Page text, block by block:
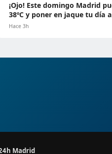
¡Ojo! Este domingo Madrid
38ºC y poner en jaque tu día
Hace 3h
Madrid